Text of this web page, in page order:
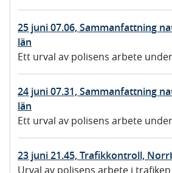
25 juni 07.06, Sammanfattning
län
Ett urval av polisens arbete
24 juni 07.31, Sammanfattning
län
Ett urval av polisens arbete
23 juni 21.45, Trafikkontroll,
Urval av polisens arbete i trafiken